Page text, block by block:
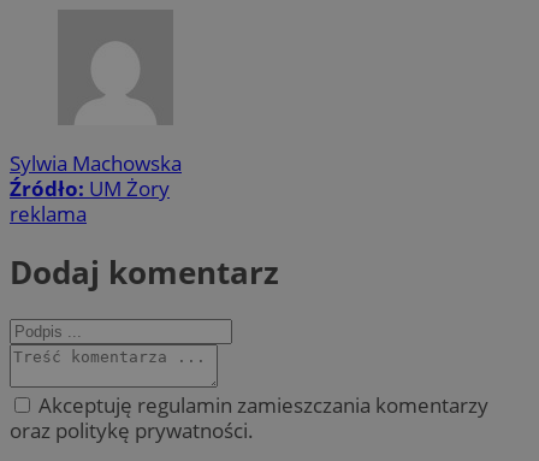
Sylwia Machowska
Źródło: UM Żory
reklama
Dodaj komentarz
Akceptuję regulamin zamieszczania komentarzy
oraz politykę prywatności.